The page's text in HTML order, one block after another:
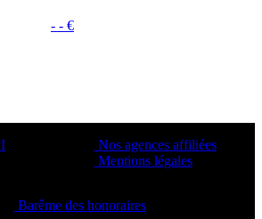
- - €
Nos agences affiliées
Mentions légales
Barême des honoraires